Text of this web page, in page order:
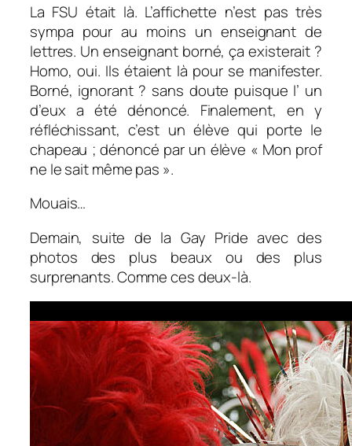
La FSU était là. L’affichette n’est pas très
sympa pour au moins un enseignant de
lettres. Un enseignant borné, ça existerait ?
Homo, oui. Ils étaient là pour se manifester.
Borné, ignorant ? sans doute puisque l’ un
d’eux a été dénoncé. Finalement, en y
réfléchissant, c’est un élève qui porte le
chapeau ; dénoncé par un élève « Mon prof
ne le sait même pas ».
Mouais…
Demain, suite de la Gay Pride avec des
photos des plus beaux ou des plus
surprenants. Comme ces deux-là.